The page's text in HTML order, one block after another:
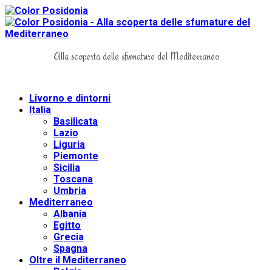
Alla scoperta delle sfumature del Mediterraneo
Livorno e dintorni
Italia
Basilicata
Lazio
Liguria
Piemonte
Sicilia
Toscana
Umbria
Mediterraneo
Albania
Egitto
Grecia
Spagna
Oltre il Mediterraneo